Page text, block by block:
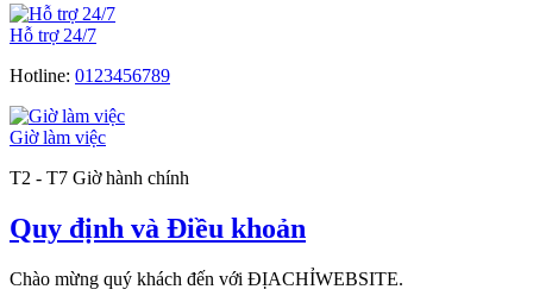
Hỗ trợ 24/7
Hotline: 0123456789
Giờ làm việc
T2 - T7 Giờ hành chính
Quy định và Điều khoản
Chào mừng quý khách đến với ĐỊACHỈWEBSITE.